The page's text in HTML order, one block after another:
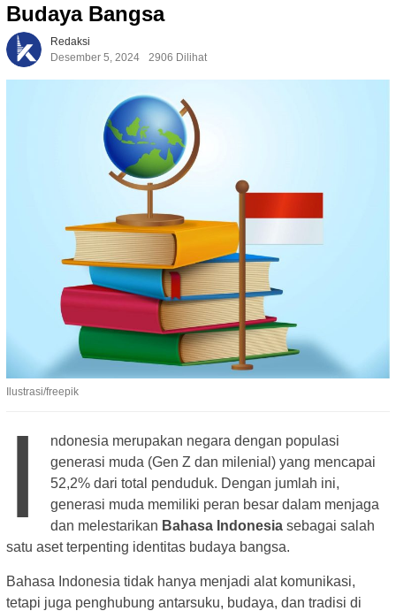
Budaya Bangsa
Redaksi
Desember 5, 2024
2906 Dilihat
Ilustrasi/freepik
I
ndonesia merupakan negara dengan populasi
generasi muda (Gen Z dan milenial) yang mencapai
52,2% dari total penduduk. Dengan jumlah ini,
generasi muda memiliki peran besar dalam menjaga
dan melestarikan Bahasa Indonesia sebagai salah
satu aset terpenting identitas budaya bangsa.
Bahasa Indonesia tidak hanya menjadi alat komunikasi,
tetapi juga penghubung antarsuku, budaya, dan tradisi di